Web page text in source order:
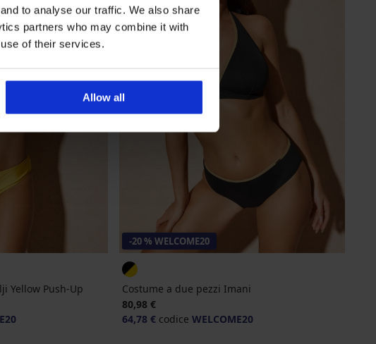
to analyse our traffic. We also share
partners who may combine it with
of their services.
Allow all
Yellow Push-Up
-20 % WELCOME20
Costume a due pezzi Imani
80,98 €
64,78 €codice WELCOME20